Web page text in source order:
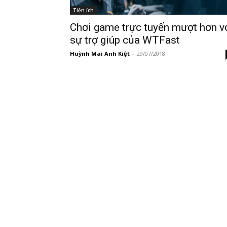
Tiện ích
Chơi game trực tuyến mượt hơn
sự trợ giúp của WTFast
Huỳnh Mai Anh Kiệt - 29/07/2018